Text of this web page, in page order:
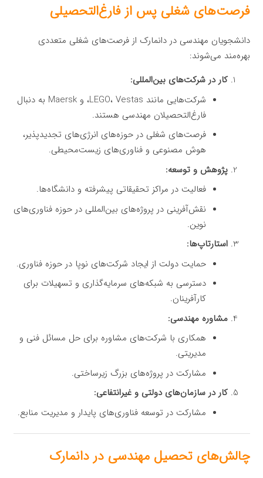
فرصت‌های شغلی پس از فارغ‌التحصیلی
دانشجویان مهندسی در دانمارک از فرصت‌های شغلی متعددی
بهره‌مند می‌شوند:
کار در شرکت‌های بین‌المللی:
شرکت‌هایی مانند LEGO، Vestas، و Maersk به دنبال
فارغ‌التحصیلان مهندسی هستند.
فرصت‌های شغلی در حوزه‌های انرژی‌های تجدیدپذیر،
هوش مصنوعی و فناوری‌های زیست‌محیطی.
پژوهش و توسعه:
فعالیت در مراکز تحقیقاتی پیشرفته و دانشگاه‌ها.
نقش‌آفرینی در پروژه‌های بین‌المللی در حوزه فناوری‌های
نوین.
استارتاپ‌ها:
حمایت دولت از ایجاد شرکت‌های نوپا در حوزه فناوری.
دسترسی به شبکه‌های سرمایه‌گذاری و تسهیلات برای
کارآفرینان.
مشاوره مهندسی:
همکاری با شرکت‌های مشاوره برای حل مسائل فنی و
مدیریتی.
مشارکت در پروژه‌های بزرگ زیرساختی.
کار در سازمان‌های دولتی و غیرانتفاعی:
مشارکت در توسعه فناوری‌های پایدار و مدیریت منابع.
چالش‌های تحصیل مهندسی در دانمارک